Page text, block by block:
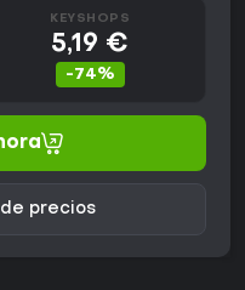
KEYSHOPS
5,19 €
-74%
precios